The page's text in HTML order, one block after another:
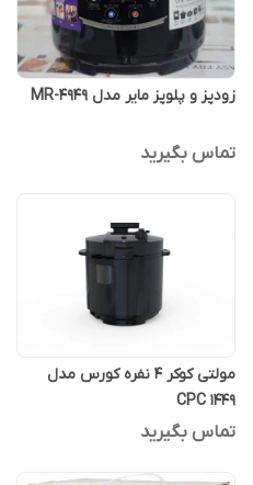
زودپز و پلوپز مایر مدل MR-4949
تماس بگیرید
مولتی کوکر 4 نفره کورس مدل
CPC 1449
تماس بگیرید